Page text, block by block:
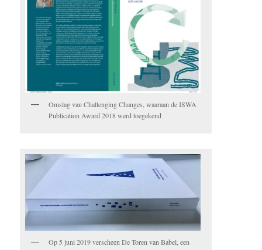
Omslag van Challenging Changes, waaraan de ISWA
Publication Award 2018 werd toegekend
Op 5 juni 2019 verscheen De Toren van Babel, een